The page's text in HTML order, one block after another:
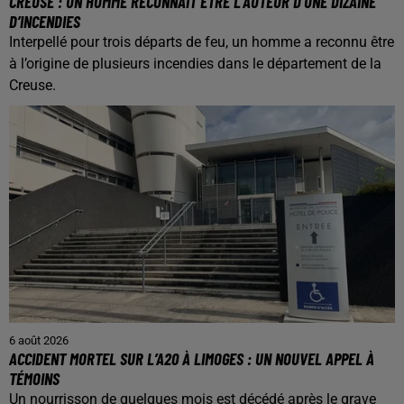
D’INCENDIES
Interpellé pour trois départs de feu, un homme a reconnu être
à l’origine de plusieurs incendies dans le département de la
Creuse.
6 août 2026
ACCIDENT MORTEL SUR L’A20 À LIMOGES : UN NOUVEL APPEL À
TÉMOINS
Un nourrisson de quelques mois est décédé après le grave